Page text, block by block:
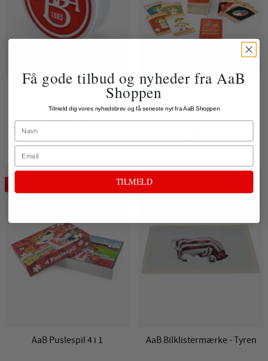
AaB Popsocket
49,00 kr. 49,00 kr.
AaB Puslespil 4 i 1 AaB Bilklistermærke - Tyren
Få gode tilbud og nyheder fra AaB
Shoppen
Tilmeld dig vores nyhedsbrev og få seneste nyt fra AaB Shoppen
Name
Email
TILMELD